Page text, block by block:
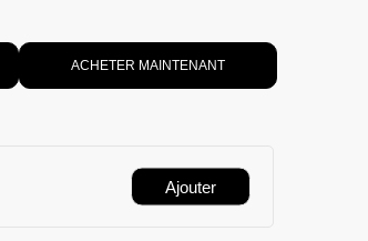
ACHETER MAINTENANT
Ajouter